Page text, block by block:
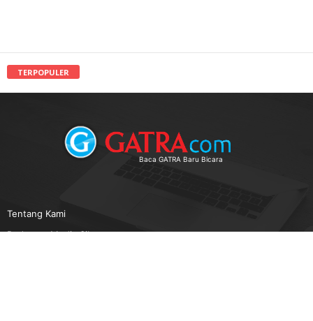
TERPOPULER
Baca GATRA Baru Bicara
Tentang Kami
Pedoman Media Siber